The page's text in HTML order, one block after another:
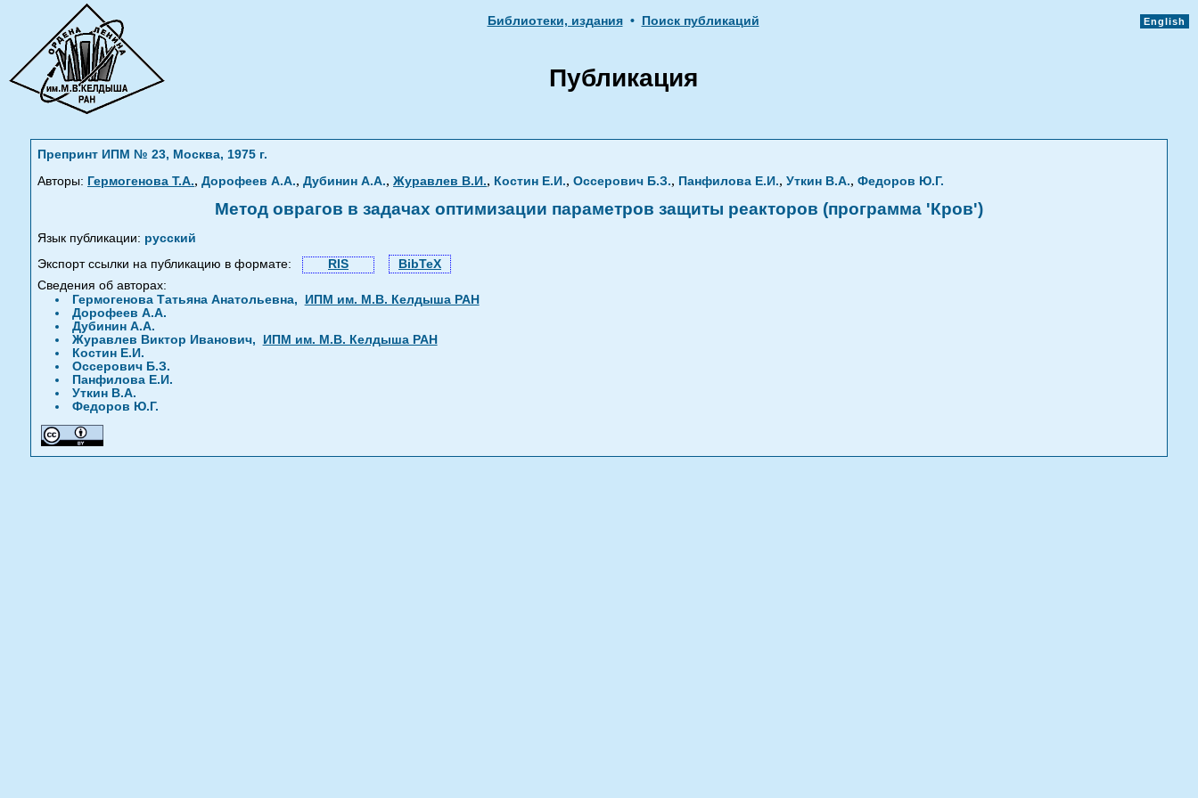
Библиотеки, издания • Поиск публикаций English
Публикация
Препринт ИПМ № 23, Москва, 1975 г.
Авторы: Гермогенова Т.А., Дорофеев А.А., Дубинин А.А., Журавлев В.И., Костин Е.И., Оссерович Б.З., Панфилова Е.И., Уткин В.А., Федоров Ю.Г.
Метод оврагов в задачах оптимизации параметров защиты реакторов (программа 'Кров')
Язык публикации: русский
Экспорт ссылки на публикацию в формате:
RIS
BibTeX
Сведения об авторах:
Гермогенова Татьяна Анатольевна,
ИПМ им. М.В. Келдыша РАН
Дорофеев А.А.
Дубинин А.А.
Журавлев Виктор Иванович,
ИПМ им. М.В. Келдыша РАН
Костин Е.И.
Оссерович Б.З.
Панфилова Е.И.
Уткин В.А.
Федоров Ю.Г.